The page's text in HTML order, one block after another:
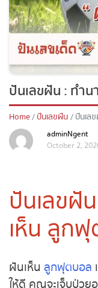
ปันแหล่งเลข
ปันเลขฝัน
ตรวจเลข
หวยสด
ถ่ายทอดสดหวยออ
ถ่ายทอดสดหวยธ
ถ่ายทอดสดหวยล
ปันเลขฝัน : ทำ
Home ปันเลขฝัน ปันเล
adminNgent
October 2,
ปันเลขฝั
เห็น ลูก
ฝันเห็น ลูกฟุตบอล
สุขภาพให้ดี คุณจะ